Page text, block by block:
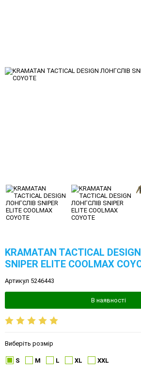
KRAMATAN TACTICAL
SNIPER ELITE COOLMAX
Артикул 5246443
В наявності
Виберіть розмір
S M L XL XXL